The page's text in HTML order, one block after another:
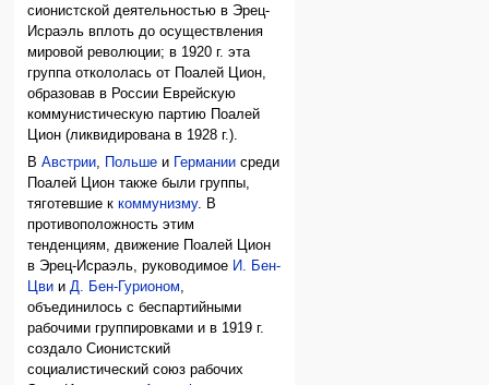
сионистской деятельностью в Эрец-
Исраэль вплоть до осуществления
мировой революции; в 1920 г. эта
группа откололась от Поалей Цион,
образовав в России Еврейскую
коммунистическую партию Поалей
Цион (ликвидирована в 1928 г.).
ВАвстрии, Польше и Германии среди
Поалей Цион также были группы,
тяготевшие ккоммунизму. В
противоположность этим
тенденциям, движение Поалей Цион
в Эрец-Исраэль, руководимое И. Бен-
Цви иД. Бен-Гурионом,
объединилось с беспартийными
рабочими группировками и в 1919 г.
создало Сионистский
социалистический союз рабочих